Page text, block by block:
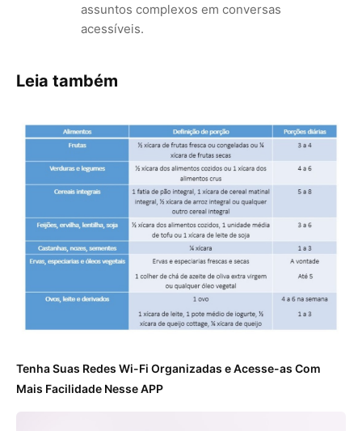
assuntos complexos em conversas
acessíveis.
Leia também
Tenha Suas Redes Wi-Fi Organizadas e Acesse-as Com
Mais Facilidade Nesse APP